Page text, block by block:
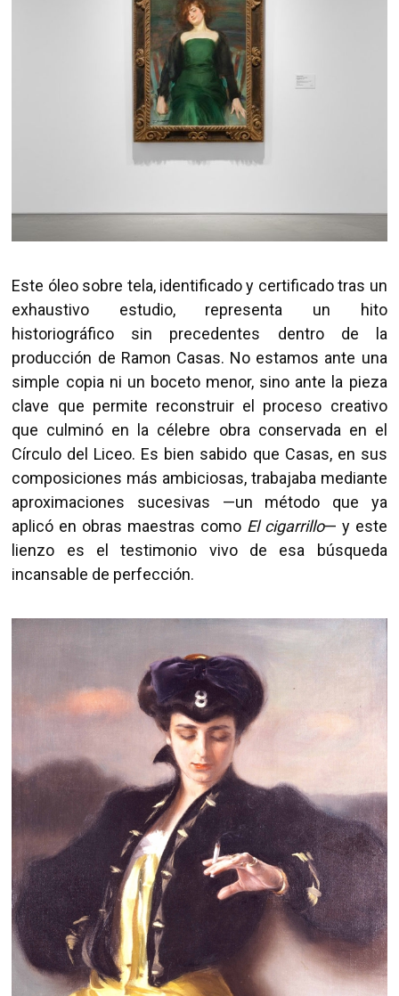
Este óleo sobre tela, identificado y certificado tras un
exhaustivo estudio, representa un hito
historiográfico sin precedentes dentro de la
producción de Ramon Casas. No estamos ante una
simple copia ni un boceto menor, sino ante la pieza
clave que permite reconstruir el proceso creativo
que culminó en la célebre obra conservada en el
Círculo del Liceo. Es bien sabido que Casas, en sus
composiciones más ambiciosas, trabajaba mediante
aproximaciones sucesivas —un método que ya
aplicó en obras maestras como El cigarrillo— y este
lienzo es el testimonio vivo de esa búsqueda
incansable de perfección.